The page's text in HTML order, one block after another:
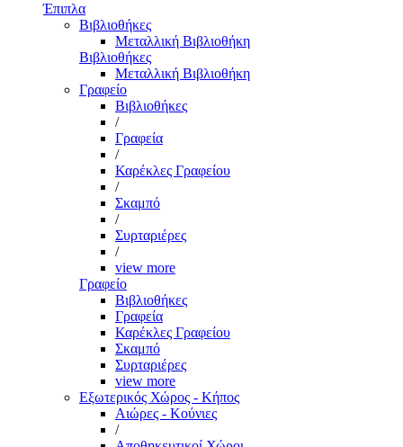
Έπιπλα
Βιβλιοθήκες
Μεταλλική Βιβλιοθήκη
Βιβλιοθήκες
Μεταλλική Βιβλιοθήκη
Γραφείο
Βιβλιοθήκες
/
Γραφεία
/
Καρέκλες Γραφείου
/
Σκαμπό
/
Συρταριέρες
/
view more
Γραφείο
Βιβλιοθήκες
Γραφεία
Καρέκλες Γραφείου
Σκαμπό
Συρταριέρες
view more
Εξωτερικός Χώρος - Κήπος
Αιώρες - Κούνιες
/